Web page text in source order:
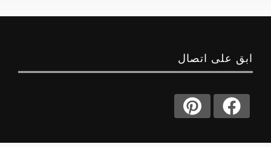
ابق على اتصال